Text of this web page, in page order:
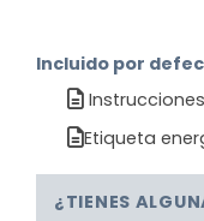
Incluido por
Etiqueta
¿TIENES